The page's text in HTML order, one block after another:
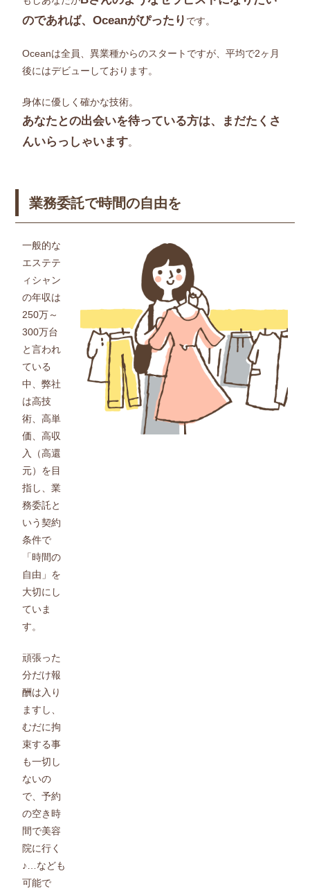
のであれば、Oceanがぴったり です。
Oceanは全員、異業種からのスタートですが、平均で2ヶ月
後にはデビューしております。
身体に優しく確かな技術。
あなたとの出会いを待っている方は、まだたくさ
んいらっしゃいます。
業務委託で時間の自由を
一般的な
エステテ
ィシャン
の年収は
250万～
300万台
と言われ
ている
中、弊社
は高技
術、高単
価、高収
入（高還
元）を目
指し、業
務委託と
いう契約
条件で
「時間の
自由」を
大切にし
ていま
す。
頑張った
分だけ報
酬は入り
ますし、
むだに拘
束する事
も一切し
ないの
で、予約
の空き時
間で美容
院に行く
♪…なども
可能で